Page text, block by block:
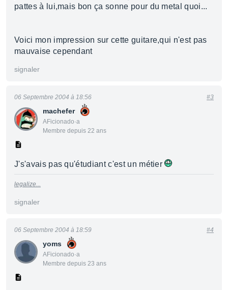
pattes à lui,mais bon ça sonne pour du metal quoi...
Voici mon impression sur cette guitare,qui n'est pas
mauvaise cependant
signaler
machefer
AFicionado·a
Membre depuis 22 ans
06 Septembre 2004 à 18:56 #3
J's'avais pas qu'étudiant c'est un métier
legalize...
signaler
yoms
AFicionado·a
Membre depuis 23 ans
06 Septembre 2004 à 18:59 #4